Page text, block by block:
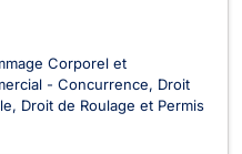
Corporel et
- Concurrence
Droit
Droit de Roulage et Permis